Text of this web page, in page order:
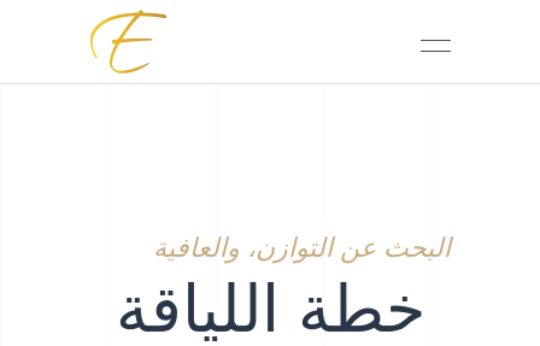
البحث عن التوازن، والعافية
خطة اللياقة